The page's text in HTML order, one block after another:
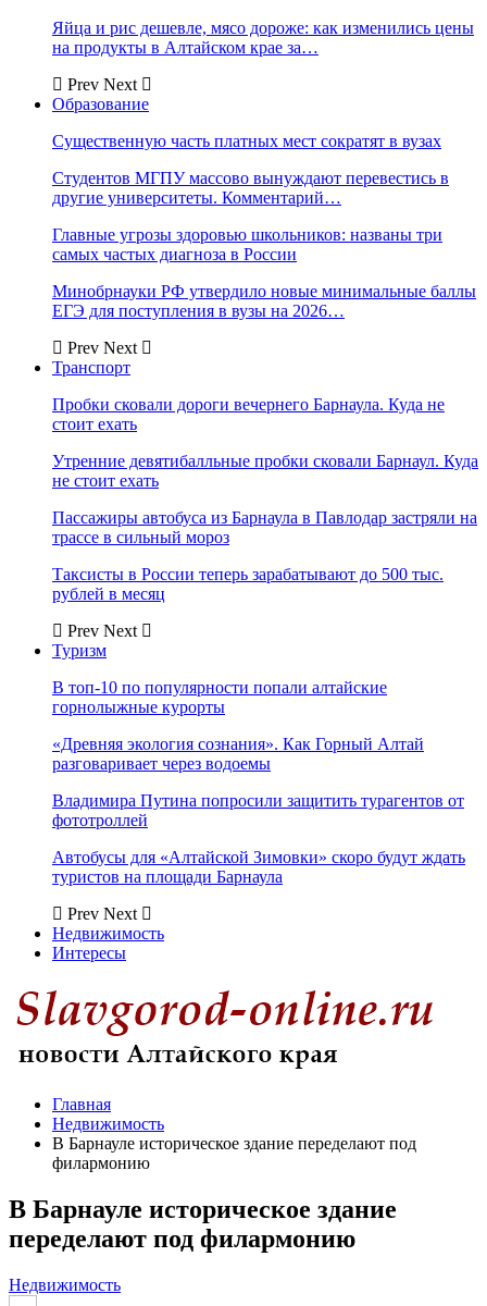
Яйца и рис дешевле, мясо дороже: как изменились цены
на продукты в Алтайском крае за…
Prev Next
Образование
Существенную часть платных мест сократят в вузах
Студентов МГПУ массово вынуждают перевестись в
другие университеты. Комментарий…
Главные угрозы здоровью школьников: названы три
самых частых диагноза в России
Минобрнауки РФ утвердило новые минимальные баллы
ЕГЭ для поступления в вузы на 2026…
Prev Next
Транспорт
Пробки сковали дороги вечернего Барнаула. Куда не
стоит ехать
Утренние девятибалльные пробки сковали Барнаул. Куда
не стоит ехать
Пассажиры автобуса из Барнаула в Павлодар застряли на
трассе в сильный мороз
Таксисты в России теперь зарабатывают до 500 тыс.
рублей в месяц
Prev Next
Туризм
В топ-10 по популярности попали алтайские
горнолыжные курорты
«Древняя экология сознания». Как Горный Алтай
разговаривает через водоемы
Владимира Путина попросили защитить турагентов от
фототроллей
Автобусы для «Алтайской Зимовки» скоро будут ждать
туристов на площади Барнаула
Prev Next
Недвижимость
Интересы
Главная
Недвижимость
В Барнауле историческое здание переделают под
филармонию
В Барнауле историческое здание
переделают под филармонию
Недвижимость